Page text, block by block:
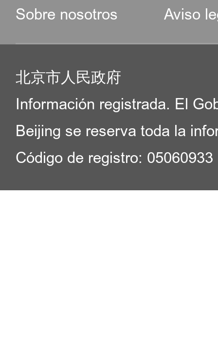
Sobre nosotros Aviso
北京市人民政府
Información registrada. El
Beijing se reserva toda la
Código de registro: 05060933